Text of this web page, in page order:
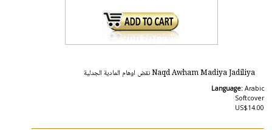
Naqd Awham Madiya Jadiliya نقض اوهام المادية الجدلية
Language: Arabic
Softcover
US$14.00